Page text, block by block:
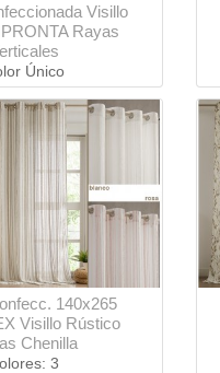
Visillo
Rayas
Único
140x265
Visillo Rústico
Chenilla
3